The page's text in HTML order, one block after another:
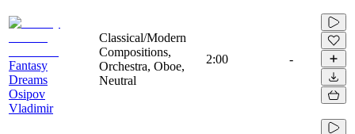
Fantasy
Dreams
Osipov
Vladimir
Classical/Modern
Compositions,
Orchestra, Oboe,
Neutral
2:00 -